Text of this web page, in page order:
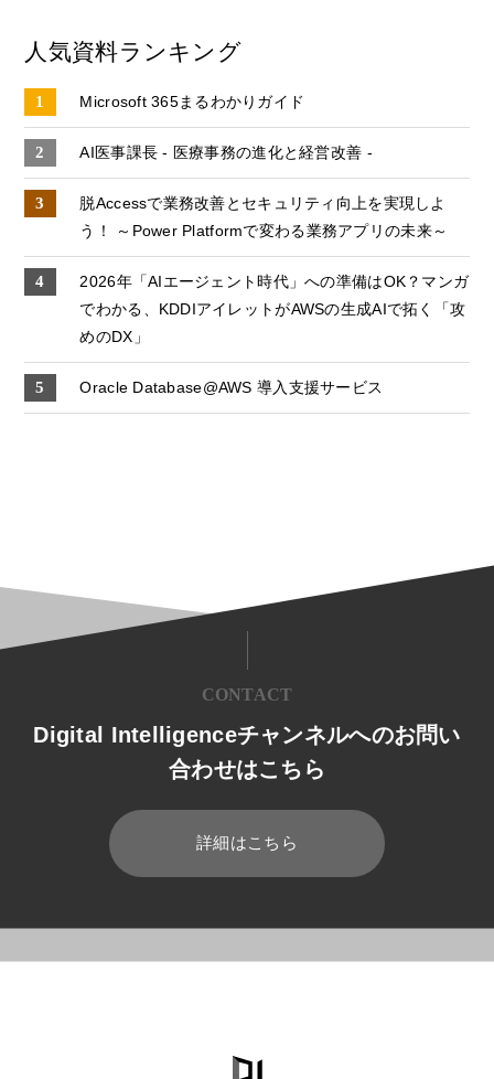
人気資料ランキング
Microsoft 365まるわかりガイド
AI医事課長 - 医療事務の進化と経営改善 -
脱Accessで業務改善とセキュリティ向上を実現しよ
う！ ～Power Platformで変わる業務アプリの未来～
2026年「AIエージェント時代」への準備はOK？マンガ
でわかる、KDDIアイレットがAWSの生成AIで拓く「攻
めのDX」
Oracle Database@AWS 導入支援サービス
CONTACT
Digital Intelligenceチャンネルへのお問い
合わせはこちら
詳細はこちら